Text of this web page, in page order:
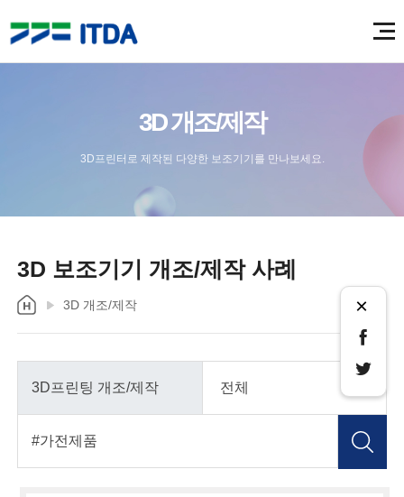
3D 개조/제작
3D프린터로 제작된 다양한 보조기기를 만나보세요.
3D 보조기기 개조/제작 사례
3D 개조/제작 ×